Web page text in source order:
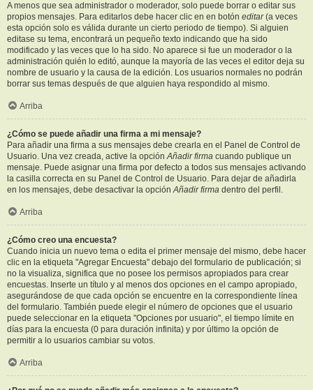
A menos que sea administrador o moderador, solo puede borrar o editar sus
propios mensajes. Para editarlos debe hacer clic en en botón editar(a veces
esta opción solo es válida durante un cierto periodo de tiempo). Si alguien
editase su tema, encontrará un pequeño texto indicando que ha sido
modificado y las veces que lo ha sido. No aparece si fue un moderador o la
administración quién lo editó, aunque la mayoría de las veces el editor deja su
nombre de usuario y la causa de la edición. Los usuarios normales no podrán
borrar sus temas después de que alguien haya respondido al mismo.
Arriba
¿Cómo se puede añadir una firma a mi mensaje?
Para añadir una firma a sus mensajes debe crearla en el Panel de Control de
Usuario. Una vez creada, active la opciónAñadir firma cuando publique un
mensaje. Puede asignar una firma por defecto a todos sus mensajes activando
la casilla correcta en su Panel de Control de Usuario. Para dejar de añadirla
en los mensajes, debe desactivar la opciónAñadir firma dentro del perfil.
Arriba
¿Cómo creo una encuesta?
Cuando inicia un nuevo tema o edita el primer mensaje del mismo, debe hacer
clic en la etiqueta "Agregar Encuesta" debajo del formulario de publicación; si
no la visualiza, significa que no posee los permisos apropiados para crear
encuestas. Inserte un título y al menos dos opciones en el campo apropiado,
asegurándose de que cada opción se encuentre en la correspondiente línea
del formulario. También puede elegir el número de opciones que el usuario
puede seleccionar en la etiqueta "Opciones por usuario", el tiempo límite en
días para la encuesta (0 para duración infinita) y por último la opción de
permitir a lo usuarios cambiar su votos.
Arriba